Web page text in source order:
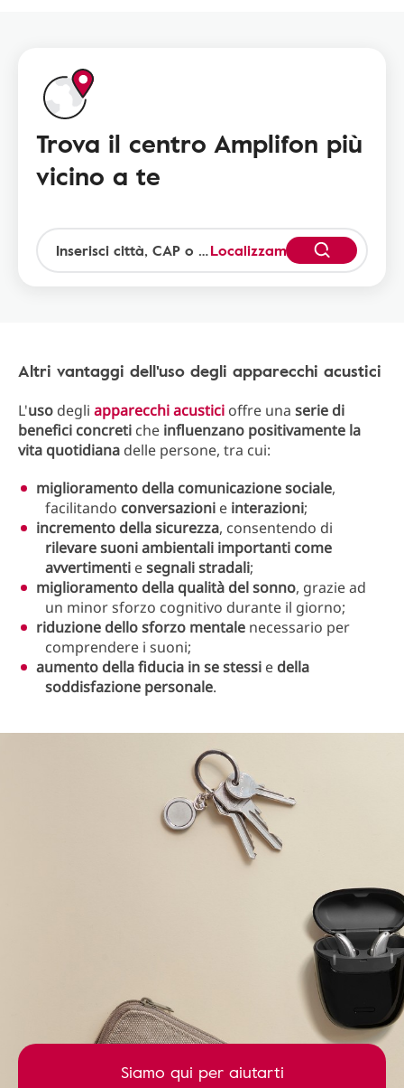
Trova il centro Amplifon più
vicino a te
Localizzami
Altri vantaggi dell'uso degli apparecchi acustici
L'uso degli apparecchi acustici offre una serie di
benefici concreti che influenzano positivamente la
vita quotidiana delle persone, tra cui:
miglioramento della comunicazione sociale,
facilitando conversazioni e interazioni;
incremento della sicurezza, consentendo di
rilevare suoni ambientali importanti come
avvertimenti esegnali stradali;
miglioramento della qualità del sonno, grazie ad
un minor sforzo cognitivo durante il giorno;
riduzione dello sforzo mentale necessario per
comprendere i suoni;
aumento della fiducia in se stessi e della
soddisfazione personale.
Siamo qui per aiutarti